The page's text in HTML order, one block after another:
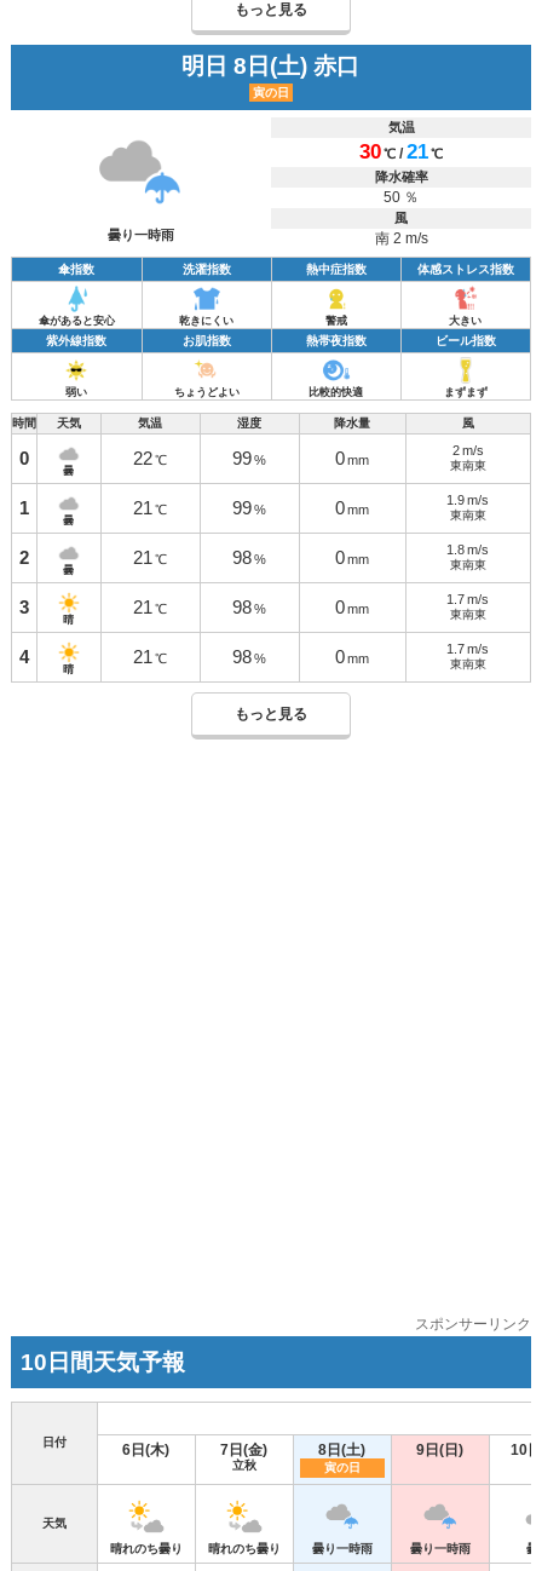
もっと見る
明日 8日(土) 赤口
寅の日
曇り一時雨
気温
30℃ /21℃
降水確率
50 ％
風
南 2 m/s
傘指数 洗濯指数 熱中症指数 体感ストレス指数
傘があると安心 乾きにくい 警戒 大きい
紫外線指数 お肌指数 熱帯夜指数 ビール指数
弱い ちょうどよい 比較的快適 まずまず
時間 天気 気温 湿度 降水量 風
0
曇
22 ℃ 99 % 0 mm
2m/s
東南東
1
曇
21 ℃ 99 % 0 mm
1.9 m/s
東南東
2
曇
21 ℃ 98 % 0 mm
1.8 m/s
東南東
3
晴
21 ℃ 98 % 0 mm
1.7 m/s
東南東
4
晴
21 ℃ 98 % 0 mm
1.7 m/s
東南東
もっと見る
スポンサーリンク
10日間天気予報
日付 6日(木) 7日(金)
立秋
8日(土)
寅の日
9日(日) 10
天気
晴れのち曇り
晴れのち曇り 曇り一時雨 曇り一時雨 曇